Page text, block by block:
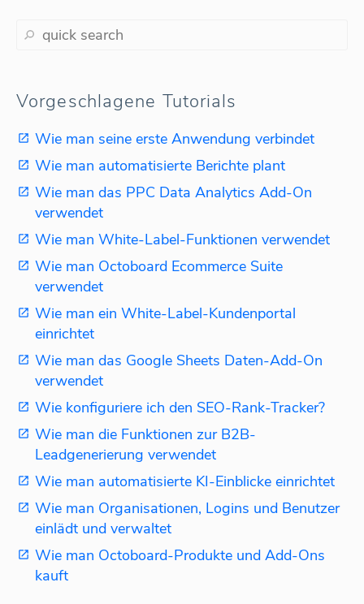
Vorgeschlagene Tutorials
Wie man seine erste Anwendung verbindet
Wie man automatisierte Berichte plant
Wie man das PPC Data Analytics Add-On
verwendet
Wie man White-Label-Funktionen verwendet
Wie man Octoboard Ecommerce Suite
verwendet
Wie man ein White-Label-Kundenportal
einrichtet
Wie man das Google Sheets Daten-Add-On
verwendet
Wie konfiguriere ich den SEO-Rank-Tracker?
Wie man die Funktionen zur B2B-
Leadgenerierung verwendet
Wie man automatisierte KI-Einblicke einrichtet
Wie man Organisationen, Logins und Benutzer
einlädt und verwaltet
Wie man Octoboard-Produkte und Add-Ons
kauft